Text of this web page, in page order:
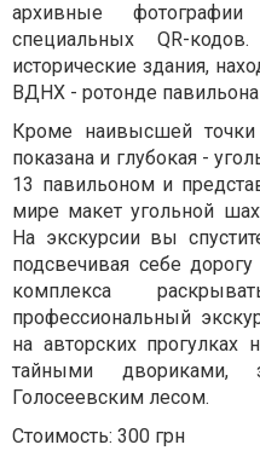
архивные
специальных QR-
исторические здания,
ВДНХ - ротонде
Кроме наивысшей
показана и глубокая -
13 павильоном и
мире макет угольной
На экскурсии вы
подсвечивая себе
комплекса
профессиональный
на авторских
тайными двориками,
Голосеевским лесом.
Стоимость: 300 грн